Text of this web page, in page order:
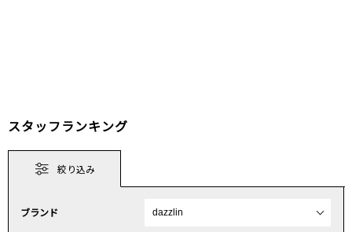
スタッフランキング
絞り込み
ブランド